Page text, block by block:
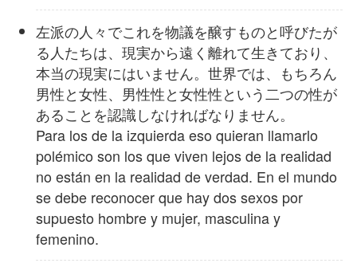
左派の人々でこれを物議を醸すものと呼びたが
る人たちは、現実から遠く離れて生きており、
本当の現実にはいません。世界では、もちろん
男性と女性、男性性と女性性という二つの性が
あることを認識しなければなりません。
Para los de la izquierda eso quieran llamarlo
polémico son los que viven lejos de la realidad
no están en la realidad de verdad. En el mundo
se debe reconocer que hay dos sexos por
supuesto hombre y mujer, masculina y
femenino.